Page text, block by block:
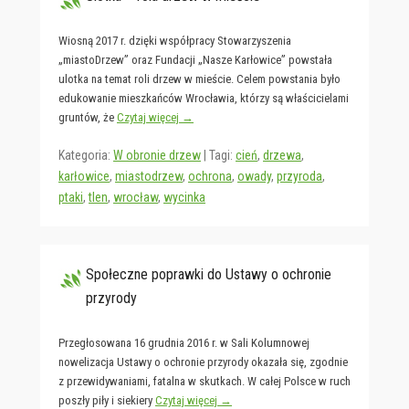
Wiosną 2017 r. dzięki współpracy Stowarzyszenia
„miastoDrzew” oraz Fundacji „Nasze Karłowice” powstała
ulotka na temat roli drzew w mieście. Celem powstania było
edukowanie mieszkańców Wrocławia, którzy są właścicielami
gruntów, że Czytaj więcej →
Kategoria: W obronie drzew Tagi: cień, drzewa,
karłowice, miastodrzew, ochrona, owady, przyroda,
ptaki,tlen, wrocław, wycinka
Społeczne poprawki do Ustawy o ochronie
przyrody
Przegłosowana 16 grudnia 2016 r. w Sali Kolumnowej
nowelizacja Ustawy o ochronie przyrody okazała się, zgodnie
z przewidywaniami, fatalna w skutkach. W całej Polsce w ruch
poszły piły i siekiery Czytaj więcej →